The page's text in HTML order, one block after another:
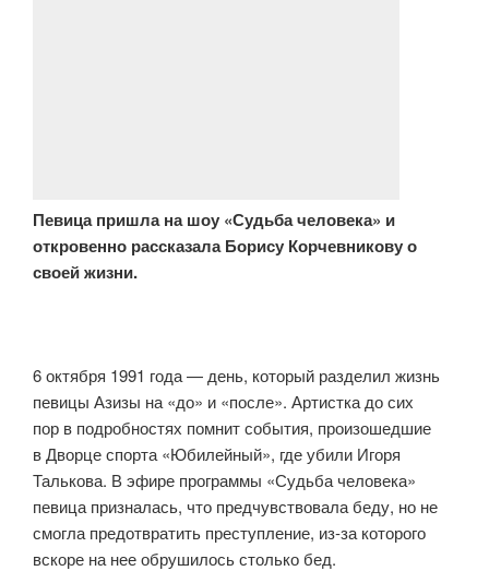
Певица пришла на шоу «Судьба человека» и
откровенно рассказала Борису Корчевникову о
своей жизни.
6 октября 1991 года — день, который разделил жизнь
певицы Азизы на «до» и «после». Артистка до сих
пор в подробностях помнит события, произошедшие
в Дворце спорта «Юбилейный», где убили Игоря
Талькова. В эфире программы «Судьба человека»
певица призналась, что предчувствовала беду, но не
смогла предотвратить преступление, из-за которого
вскоре на нее обрушилось столько бед.